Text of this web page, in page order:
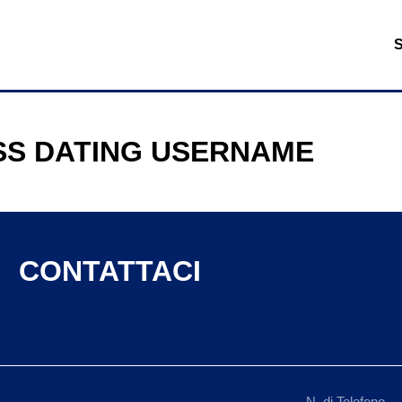
DATING USERNAME
CONTATTACI